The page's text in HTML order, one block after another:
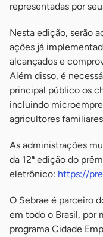
representadas por
Nesta edição, serão
ações já
alcançados e
Além disso, é
principal público os
incluindo
agricultores
As administrações
da 12ª edição do
eletrônico: https://
O Sebrae é parceiro
em todo o Brasil, por
programa Cidade